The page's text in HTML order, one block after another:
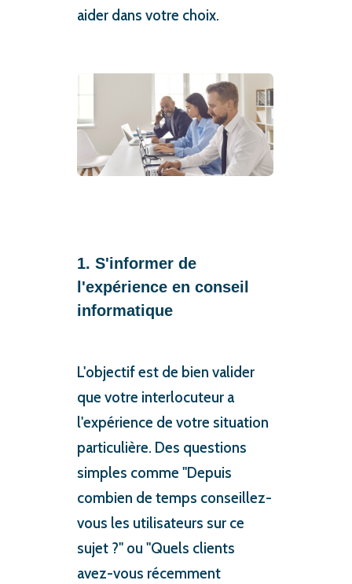
aider dans votre choix.
1. S'informer de
l'expérience en conseil
informatique
L'objectif est de bien valider
que votre interlocuteur a
l'expérience de votre situation
particulière. Des questions
simples comme "Depuis
combien de temps conseillez-
vous les utilisateurs sur ce
sujet ?" ou "Quels clients
avez-vous récemment